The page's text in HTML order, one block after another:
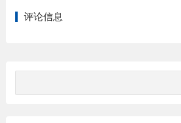
评论信息